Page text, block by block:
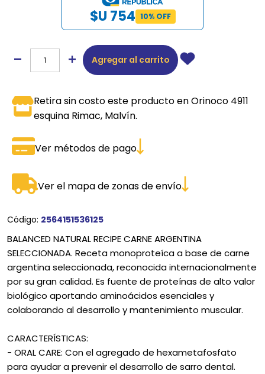
$U 754 10% OFF
Agregar al carrito
Retira sin costo este producto en Orinoco 4911
esquina Rimac, Malvín.
Ver métodos de pago
Ver el mapa de zonas de envío
Código: 2564151536125
BALANCED NATURAL RECIPE CARNE ARGENTINA
SELECCIONADA. Receta monoproteíca a base de carne
argentina seleccionada, reconocida internacionalmente
por su gran calidad. Es fuente de proteínas de alto valor
biológico aportando aminoácidos esenciales y
colaborando al desarrollo y mantenimiento muscular.
CARACTERÍSTICAS:
- ORAL CARE: Con el agregado de hexametafosfato
para ayudar a prevenir el desarrollo de sarro dental.